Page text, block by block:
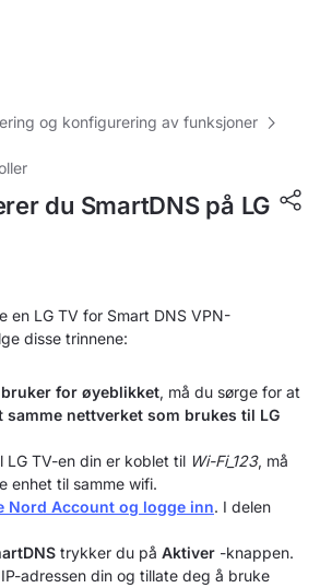
og konfigurering av funksjoner
du SmartDNS på LG
en LG TV for Smart DNS VPN-
disse trinnene:
bruker for øyeblikket, må du sørge for at
samme nettverket som brukes til LG
LG TV-en din er koblet til Wi-Fi_123, må
enhet til samme wifi.
Nord Account og logge inn. I delen
trykker du på Aktiver -knappen.
adressen din og tillate deg å bruke